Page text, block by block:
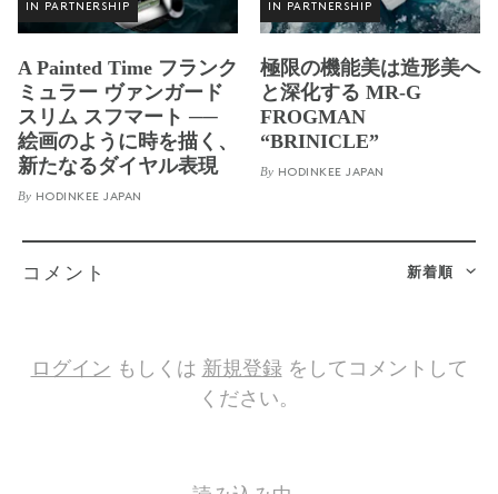
IN PARTNERSHIP
A Painted Time フランク
ミュラー ヴァンガード
スリム スフマート ──
絵画のように時を描く、
新たなるダイヤル表現
By HODINKEE JAPAN
IN PARTNERSHIP
極限の機能美は造形美へ
と深化する MR-G
FROGMAN
“BRINICLE”
By HODINKEE JAPAN
新着順
コメント
ログイン もしくは 新規登録をしてコメントして
ください。